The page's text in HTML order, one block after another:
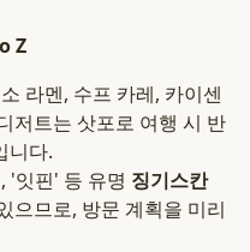
Z
라멘, 수프 카레, 카이센
저트는 삿포로 여행 시 반
니다.
'잇핀' 등 유명 징기스칸
으므로, 방문 계획을 미리